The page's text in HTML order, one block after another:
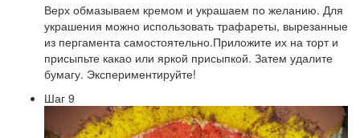
Верх обмазываем кремом и украшаем по желанию. Для
украшения можно использовать трафареты, вырезанные
из пергамента самостоятельно.Приложите их на торт и
присыпьте какао или яркой присыпкой. Затем удалите
бумагу. Экспериментируйте!
Шаг 9